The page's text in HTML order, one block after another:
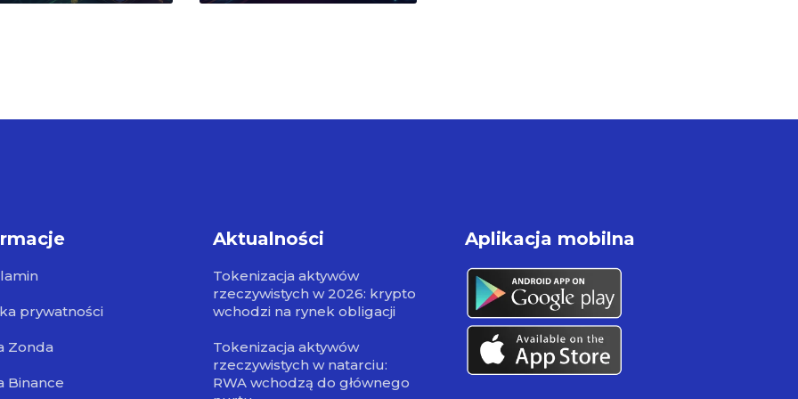
prywatności
Zonda
Binance
Aktualności
Tokenizacja aktywów
rzeczywistych w 2026: krypto
wchodzi na rynek obligacji
Tokenizacja aktywów
rzeczywistych w natarciu:
RWA wchodzą do głównego
Aplikacja mobilna